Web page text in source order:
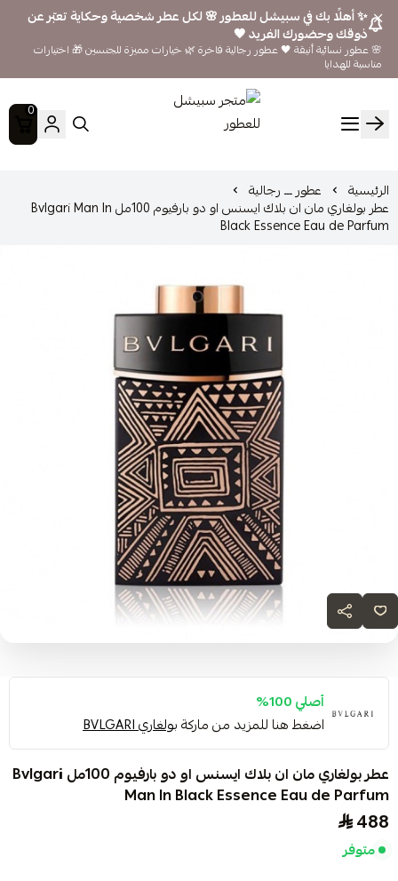
✨ أهلًا بك في سبيشل للعطور 🌸 لكل عطر شخصية وحكاية تعبّر عن
ذوقك وحضورك الفريد 🖤
🌸 عطور نسائية أنيقة 🖤 عطور رجالية فاخرة 🌿 خيارات مميزة للجنسين 🎁 اختيارات
مناسبة للهدايا
متجر سبيشل للعطور
0
الرئيسية عطور ـــ رجالية
عطر بولغاري مان ان بلاك ايسنس او دو بارفيوم 100مل Bvlgari Man In
Black Essence Eau de Parfum
أصلي 100%
اضغط هنا للمزيد من ماركةبولغاري BVLGARI
عطر بولغاري مان ان بلاك ايسنس او دو بارفيوم 100مل Bvlgari
Man In Black Essence Eau de Parfum
488
متوفر